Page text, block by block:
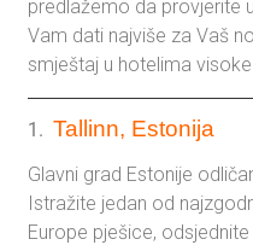
predlažemo da provjerite
Vam dati najviše za Vaš
smještaj u hotelima
1.Tallinn, Estonija
Glavni grad Estonije
Istražite jedan od
Europe pješice,